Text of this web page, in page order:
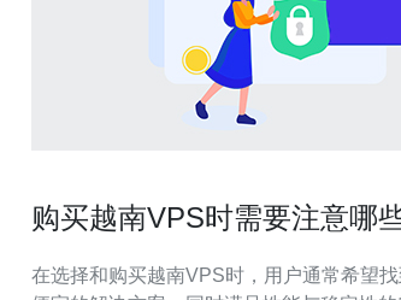
购买越南VPS时需要注意哪
在选择和购买越南VPS时，用户通常希望